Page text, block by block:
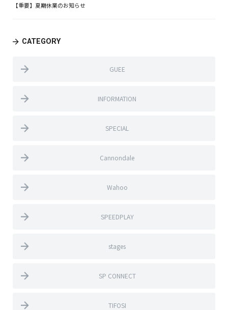
【重要】夏期休業のお知らせ
CATEGORY
GUEE
INFORMATION
SPECIAL
Cannondale
Wahoo
SPEEDPLAY
stages
SP CONNECT
TIFOSI